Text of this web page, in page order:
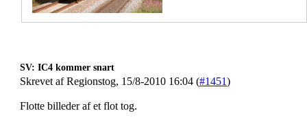
SV: IC4 kommer snart
Skrevet af Regionstog, 15/8-2010 16:04 (#1451)
Flotte billeder af et flot tog.